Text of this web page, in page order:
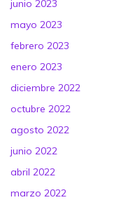
junio 2023
mayo 2023
febrero 2023
enero 2023
diciembre 2022
octubre 2022
agosto 2022
junio 2022
abril 2022
marzo 2022